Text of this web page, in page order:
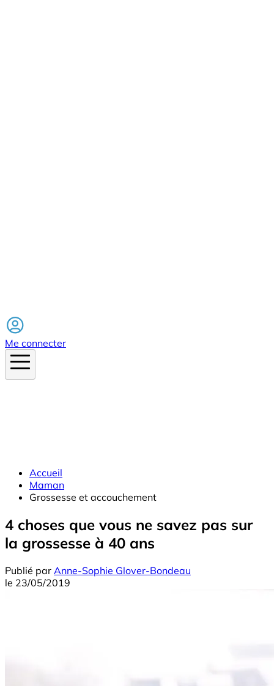
Me connecter
Accueil
Maman
Grossesse et accouchement
4 choses que vous ne savez pas sur
la grossesse à 40 ans
Publié par Anne-Sophie Glover-Bondeau
le 23/05/2019